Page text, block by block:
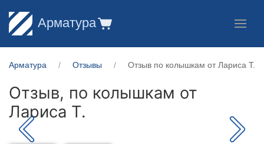
Арматура
Арматура Отзывы Отзыв по колышкам от Лариса Т.
Отзыв, по колышкам от
Лариса Т.